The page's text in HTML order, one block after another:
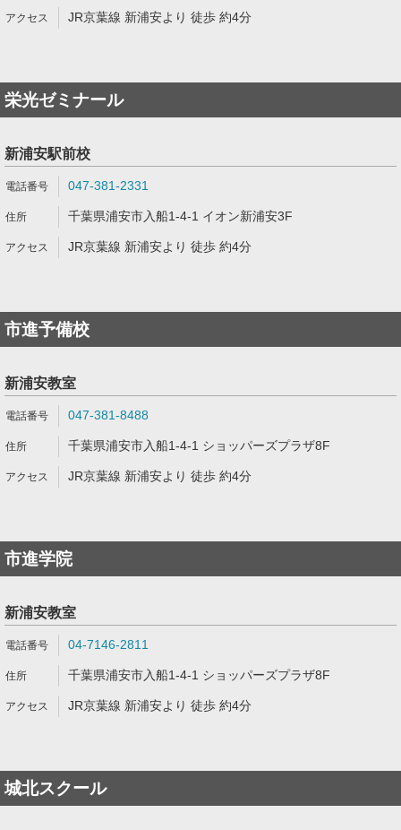
JR京葉線 新浦安より 徒歩 約4分
栄光ゼミナール
新浦安駅前校
047-381-2331
千葉県浦安市入船1-4-1 イオン新浦安3F
JR京葉線 新浦安より 徒歩 約4分
市進予備校
新浦安教室
047-381-8488
千葉県浦安市入船1-4-1 ショッパーズプラザ8F
JR京葉線 新浦安より 徒歩 約4分
市進学院
新浦安教室
04-7146-2811
千葉県浦安市入船1-4-1 ショッパーズプラザ8F
JR京葉線 新浦安より 徒歩 約4分
城北スクール